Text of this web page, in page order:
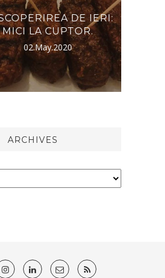
DE IERI:
LA CUPTOR.
02.May.2020
ARCHIVES